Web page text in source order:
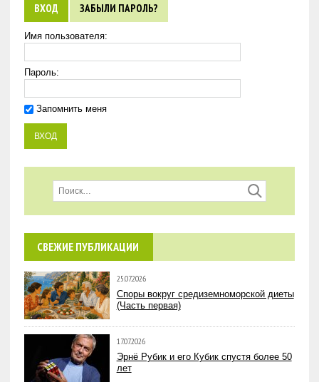
ВХОД ЗАБЫЛИ ПАРОЛЬ?
Имя пользователя:
Пароль:
Запомнить меня
СВЕЖИЕ ПУБЛИКАЦИИ
25.07.2026
Споры вокруг средиземноморской диеты
(Часть первая)
17.07.2026
Эрнё Рубик и его Кубик спустя более 50
лет